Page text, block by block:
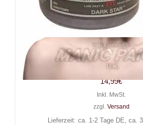
Manic Panic
Panic Dark
14,99€
Inkl. MwSt.
zzgl. Versand
Lieferzeit: ca. 1-2 Tage DE, ca.